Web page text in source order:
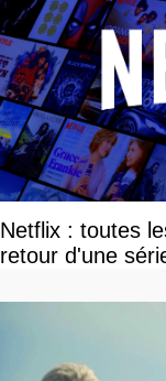
Netflix : toutes
retour d'une